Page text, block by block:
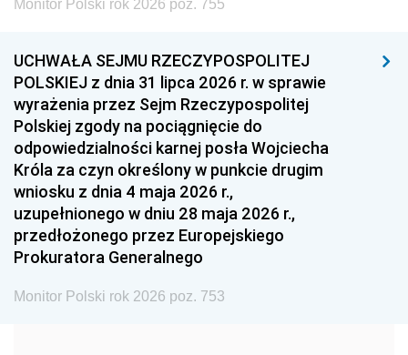
1996 1995 1994
1993 1992 1991
1990 1989
1987 1986 1985
1984 1983
1981 1980 1979
1978 1977
1975 1974
Monitor Polski rok 2026 poz. 755
UCHWAŁA SEJMU RZECZYPOSPOLITEJ
POLSKIEJ z dnia 31 lipca 2026 r. w sprawie
wyrażenia przez Sejm Rzeczypospolitej
Polskiej zgody na pociągnięcie do
odpowiedzialności karnej posła Wojciecha
Króla za czyn określony w punkcie drugim
wniosku z dnia 4 maja 2026 r.,
uzupełnionego w dniu 28 maja 2026 r.,
przedłożonego przez Europejskiego
Prokuratora Generalnego
Monitor Polski rok 2026 poz. 753